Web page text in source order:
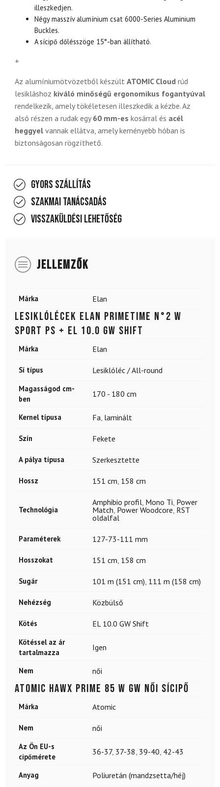
illeszkedjen.
Négy masszív alumínium csat 6000-Series Aluminium
Buckles.
A sícipő dőlésszöge 15°-ban állítható.
+
Az alumíniumötvözetből készült ATOMIC Cloud rúd
lesikláshoz kiváló minőségű ergonomikus fogantyúval
rendelkezik, amely tökéletesen illeszkedik a kézbe. Az
alsó részen a rudak egy 60 mm-es kosárral és acél
heggyel vannak ellátva, amely keményebb hóban is
biztonságosan rögzíthető.
Gyors szállítás
Szakmai tanácsadás
Visszaküldési lehetőség
JELLEMZŐK
Márka Elan
Lesiklólécek ELAN Primetime N°2 W
Sport PS + EL 10.0 GW Shift
Márka Elan
Sí típus Lesiklóléc / All-round
Magasságod cm-
ben
170 - 180 cm
Kernel típusa Fa laminált
Szín Fekete
A pálya típusa Szerkesztette
Hossz 151 cm 158 cm
Technológia
Amphibio profil Mono Ti Power
Match Power Woodcore RST
oldalfal
Paraméterek 127-73-111 mm
Hosszokat 151 cm 158 cm
Sugár 101 m (151 cm) 111 m (158 cm)
Nehézség Közbülső
Kötés EL 10.0 GW Shift
Kötéssel az ár
tartalmazza
Igen
Nem női
ATOMIC Hawx Prime 85 W GW női sícipő
Márka Atomic
Nem női
Az Ön EU-s
cipőmérete
36-37, 37-38 39-40 42-43
Anyag Poliuretán (mandzsetta/héj)